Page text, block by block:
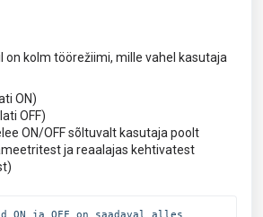
on kolm töörežiimi, mille vahel kasutaja
ON)
OFF)
ON/OFF sõltuvalt kasutaja poolt
ja reaalajas kehtivatest